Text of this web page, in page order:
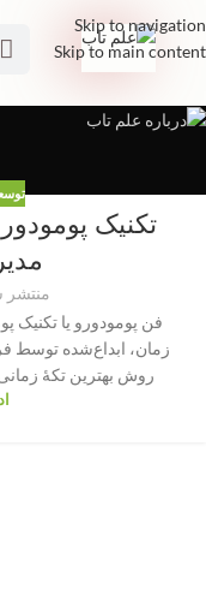
Skip to navigation
Skip to main content
تکنیک
منتشر
فن پومودورو یا تکنیک
زمان، ابداع‌شده توسط
روش بهترین تکهٔ زمانی برای